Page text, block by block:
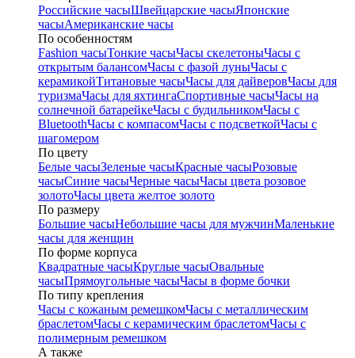
Российские часыШвейцарские часыЯпонские
часыАмериканские часы
По особенностям
Fashion часыТонкие часыЧасы скелетоныЧасы с
открытым балансомЧасы с фазой луныЧасы с
керамикойТитановые часыЧасы для дайверовЧасы для
туризмаЧасы для яхтингаСпортивные часыЧасы на
солнечной батарейкеЧасы с будильникомЧасы с
BluetoothЧасы с компасомЧасы с подсветкойЧасы с
шагомером
По цвету
Белые часыЗеленые часыКрасные часыРозовые
часыСиние часыЧерные часыЧасы цвета розовое
золотоЧасы цвета желтое золото
По размеру
Большие часыНебольшие часы для мужчинМаленькие
часы для женщин
По форме корпуса
Квадратные часыКруглые часыОвальные
часыПрямоугольные часыЧасы в форме бочки
По типу крепления
Часы с кожаным ремешкомЧасы с металлическим
браслетомЧасы с керамическим браслетомЧасы с
полимерным ремешком
А также